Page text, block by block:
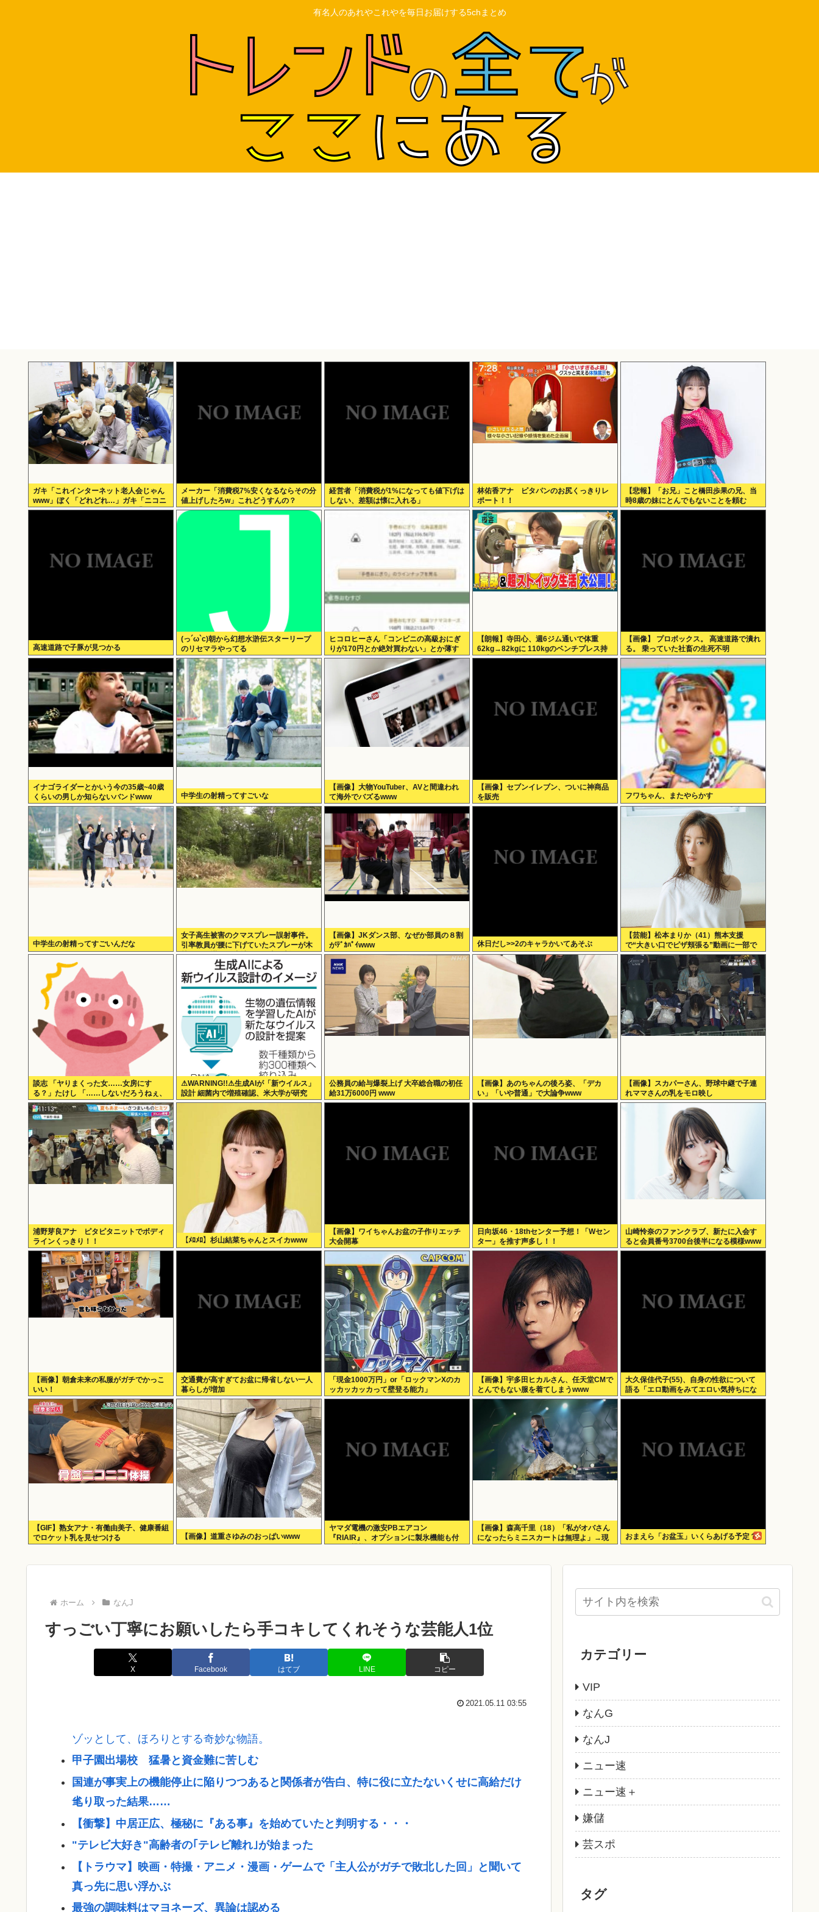
有名人のあれやこれやを毎日お届けする5chまとめ
ガキ「これインターネット老人会じゃん
www」ぼく「どれどれ…」ガキ「ニコニ
コ！らきすた！ボカロ！」ぼく「は
メーカー「消費税7%安くなるならその分
値上げしたろw」これどうすんの？
経営者「消費税が1%になっても値下げは
しない、差額は懐に入れる」
林佑香アナ ピタパンのお尻くっきりレ
ポート！！
【悲報】「お兄」こと橋田歩果の兄、当
時8歳の妹にとんでもないことを頼む
高速道路で子豚が見つかる
(っ´ω`c)朝から幻想水滸伝スターリープ
のリセマラやってる
ヒコロヒーさん「コンビニの高級おにぎ
りが170円とか絶対買わない」とか薄す
ぎるトークをかましてしまう
【朗報】寺田心、週6ジム通いで体重
62kg→82kgに 110kgのベンチプレス持
ち上げる姿披露（画像あり）
【画像】 プロボックス。 高速道路で潰れ
る。 乗っていた社畜の生死不明
イナゴライダーとかいう今の35歳~40歳
くらいの男しか知らないバンドwww
中学生の射精ってすごいな
【画像】大物YouTuber、AVと間違われ
て海外でバズるwww
【画像】セブンイレブン、ついに神商品
を販売
フワちゃん、またやらかす
中学生の射精ってすごいんだな
女子高生被害のクマスプレー誤射事件。
引率教員が腰に下げていたスプレーが木
枝に引っ掛かり噴射された事が判明
【画像】JKダンス部、なぜか部員の８割
がﾃﾞｶﾊﾟｲwww
休日だし>>2のキャラかいてあそぶ
【芸能】松本まりか（41）熊本支援
で“大きい口でピザ頬張る”動画に一部で
困惑…“
談志 「ヤりまくった女……女房にす
る？」たけし 「……しないだろうねぇ、
やっぱ」
⚠WARNING!!⚠生成AIが「新ウイルス」
設計 細菌内で増殖確認、米大学が研究
公務員の給与爆裂上げ 大卒総合職の初任
給31万6000円 www
【画像】あのちゃんの後ろ姿、「デカ
い」「いや普通」で大論争www
【画像】スカパーさん、野球中継で子連
れママさんの乳をモロ映し
浦野芽良アナ ピタピタニットでボディ
ラインくっきり！！
【ﾒﾛﾒﾛ】杉山結菜ちゃんとスイカwww
【画像】ワイちゃんお盆の子作りエッチ
大会開幕
日向坂46・18thセンター予想！「Wセン
ター」を推す声多し！！
山崎怜奈のファンクラブ、新たに入会す
ると会員番号3700台後半になる模様www
【画像】朝倉未来の私服がガチでかっこ
いい！
交通費が高すぎてお盆に帰省しない一人
暮らしが増加
「現金1000万円」or「ロックマンXのカ
ッカッカッカって壁登る能力」
【画像】宇多田ヒカルさん、任天堂CMで
とんでもない服を着てしまうwww
大久保佳代子(55)、自身の性欲について
語る「エロ動画をみてエロい気持ちにな
る」
【GIF】熟女アナ・有働由美子、健康番組
でロケット乳を見せつける
【画像】道重さゆみのおっぱいwww
ヤマダ電機の激安PBエアコン
『RIAIR』、オプションに製氷機能も付
いてた模様www
【画像】森高千里（18）「私がオバさん
になったらミニスカートは無理よ」→現
在www
おまえら「お盆玉」いくらあげる予定？
ホーム なんJ
すっごい丁寧にお願いしたら手コキしてくれそうな芸能人1位
X Facebook はてブ LINE コピー
2021.05.11 03:55
ゾッとして、ほろりとする奇妙な物語。
甲子園出場校 猛暑と資金難に苦しむ
国連が事実上の機能停止に陥りつつあると関係者が告白、特に役に立たないくせに高給だけ
毟り取った結果……
【衝撃】中居正広、極秘に『ある事』を始めていたと判明する・・・
"テレビ大好き"高齢者の｢テレビ離れ｣が始まった
【トラウマ】映画・特撮・アニメ・漫画・ゲームで「主人公がガチで敗北した回」と聞いて
真っ先に思い浮かぶ
最強の調味料はマヨネーズ、異論は認める
カテゴリー
VIP
なんG
なんJ
ニュー速
ニュー速＋
嫌儲
芸スポ
タグ